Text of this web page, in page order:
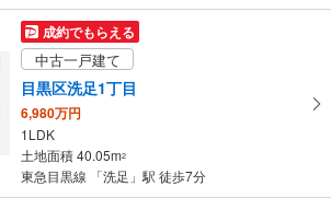
成約でもらえる
中古一戸建て
目黒区洗足1丁目
6,980万円
1LDK
土地面積 40.05m2
東急目黒線 「洗足」駅 徒歩7分